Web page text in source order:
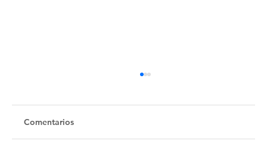
Comentarios